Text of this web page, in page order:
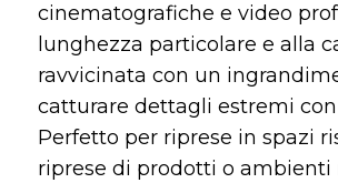
cinematografiche e video
lunghezza particolare e alla
ravvicinata con un
catturare dettagli estremi
Perfetto per riprese in spazi
riprese di prodotti o ambienti